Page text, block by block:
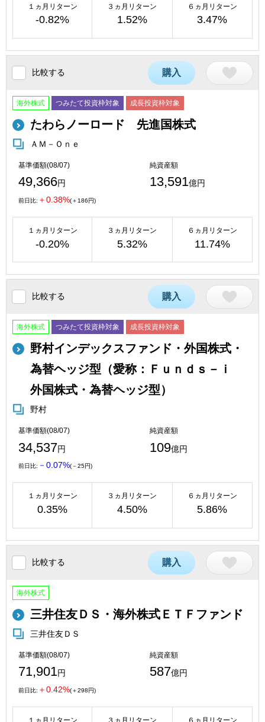
１ヵ月リターン
-0.82%
３ヵ月リターン
1.52%
６ヵ月リターン
3.47%
比較する 購入
海外株式 つみたて投資枠対象 成長投資枠対象
たわらノーロード 先進国株式
ＡＭ－Ｏｎｅ
基準価額(08/07)
49,366円
純資産額
13,591億円
前日比: ＋0.38%(＋186円)
１ヵ月リターン
-0.20%
３ヵ月リターン
5.32%
６ヵ月リターン
11.74%
比較する 購入
海外株式 つみたて投資枠対象 成長投資枠対象
野村インデックスファンド・外国株式・
為替ヘッジ型（愛称：Ｆｕｎｄｓ－ｉ
外国株式・為替ヘッジ型）
野村
基準価額(08/07)
34,537円
純資産額
109億円
前日比: －0.07%(－25円)
１ヵ月リターン
0.35%
３ヵ月リターン
4.50%
６ヵ月リターン
5.86%
比較する 購入
海外株式
三井住友ＤＳ・海外株式ＥＴＦファンド
三井住友ＤＳ
基準価額(08/07)
71,901円
純資産額
587億円
前日比: ＋0.42%(＋298円)
１ヵ月リターン ３ヵ月リターン ６ヵ月リターン